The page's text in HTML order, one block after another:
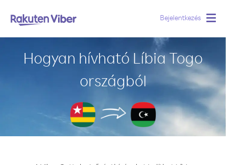
Bejelentkezés
Hogyan hívható Líbia Togo
országból